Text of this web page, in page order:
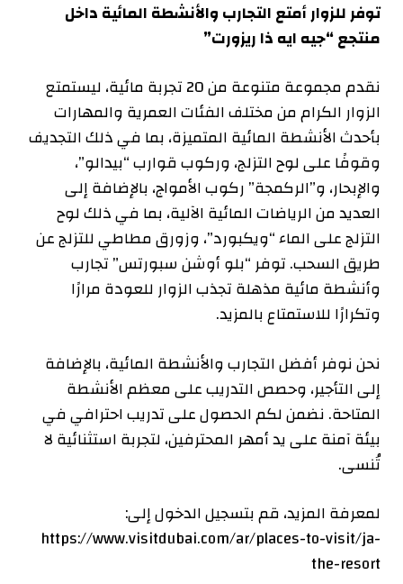
توفر للزوار أمتع التجارب والأنشطة المائية داخل
منتجع “جيه ايه ذا ريزورت”
نقدم مجموعة متنوعة من 20 تجربة مائية، ليستمتع
الزوار الكرام من مختلف الفئات العمرية والمهارات
بأحدث الأنشطة المائية المتميزة، بما في ذلك التجديف
وقوفًا على لوح التزلج، وركوب قوارب “بيدالو”،
والإبحار، و”الركمجة” ركوب الأمواج، بالإضافة إلى
العديد من الرياضات المائية الآلية، بما في ذلك لوح
التزلج على الماء “ويكبورد”، وزورق مطاطي للتزلج عن
طريق السحب. توفر “بلو أوشن سبورتس” تجارب
وأنشطة مائية مذهلة تجذب الزوار للعودة مرارًا
وتكرارًا للاستمتاع بالمزيد.
نحن نوفر أفضل التجارب والأنشطة المائية، بالإضافة
إلى التأجير، وحصص التدريب على معظم الأنشطة
المتاحة. نضمن لكم الحصول على تدريب احترافي في
بيئة آمنة على يد أمهر المحترفين، لتجربة استثنائية لا
تُنسى.
لمعرفة المزيد، قم بتسجيل الدخول إلى:
https://www.visitdubai.com/ar/places-to-visit/ja-
the-resort